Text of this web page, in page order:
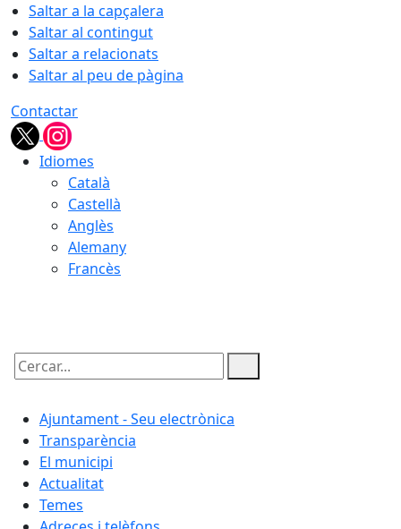
Saltar a la capçalera
Saltar al contingut
Saltar a relacionats
Saltar al peu de pàgina
Contactar
Idiomes
Català
Castellà
Anglès
Alemany
Francès
Cercar:
Ajuntament - Seu electrònica
Transparència
El municipi
Actualitat
Temes